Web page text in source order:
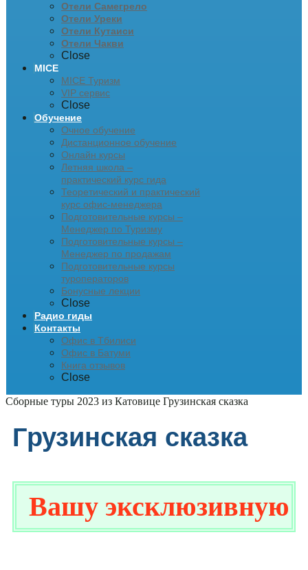
Отели Самегрело
Отели Уреки
Отели Кутаиси
Отели Чакви
Close
MICE
MICE Туризм
VIP сервис
Close
Обучение
Очное обучение
Дистанционное обучение
Онлайн курсы
Летняя школа –
практический курс гида
Теоретический и практический
курс офис-менеджера
Подготовительные курсы –
Менеджер по Туризму
Подготовительные курсы –
Менеджер по продажам
Подготовительные курсы
туроператоров
Бонусные лекции
Close
Радио гиды
Контакты
Офис в Тбилиси
Офис в Батуми
Книга отзывов
Close
Сборные туры 2023 из Катовице Грузинская сказка
Грузинская сказка
Вашу эксклюзивную